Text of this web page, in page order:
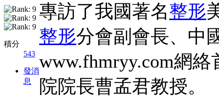
積分
543
發消
息
專訪了我國著名整形
整形分會副會長、中
www.fhmryy.com網絡
院院長曹孟君教授。